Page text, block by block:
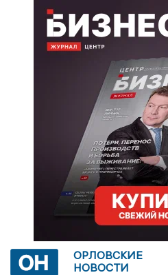
ОРЛОВСКИЕ
НОВОСТИ